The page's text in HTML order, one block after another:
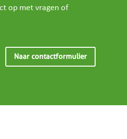
op met vragen of
Naar contactformulier